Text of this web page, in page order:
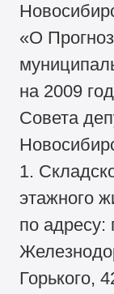
«О
на 2009
Совета
1.
этажного
по адресу:
Горького,